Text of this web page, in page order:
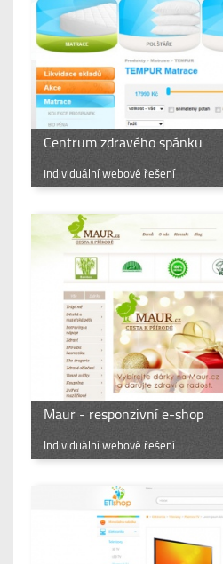
Centrum zdravého spánku
Individuální webové řešení
Maur - responzivní e-shop
Individuální webové řešení